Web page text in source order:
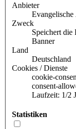
Anbieter
Zweck
Speichert die
Banner
Land
Deutschland
Cookies / Dienste
cookie-
consent-
Laufzeit: 1/2
Statistiken